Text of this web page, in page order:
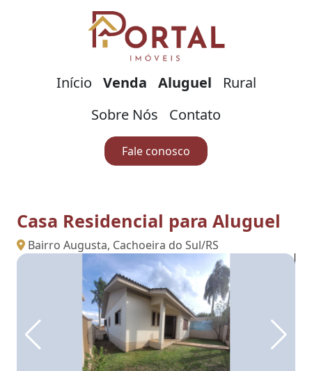
Início Venda Aluguel
Rural
Sobre Nós
Contato
Fale conosco
Casa Residencial para Aluguel
Bairro Augusta, Cachoeira do Sul/RS